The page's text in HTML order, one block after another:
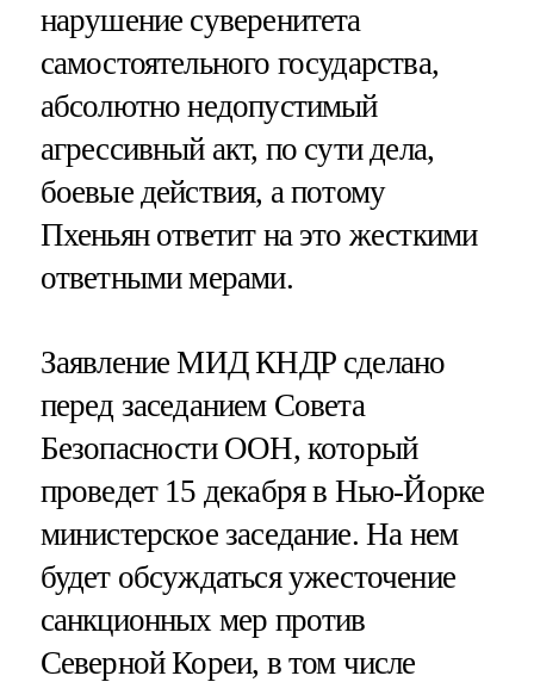
нарушение суверенитета
самостоятельного государства,
абсолютно недопустимый
агрессивный акт, по сути дела,
боевые действия, а потому
Пхеньян ответит на это жесткими
ответными мерами.
Заявление МИД КНДР сделано
перед заседанием Совета
Безопасности ООН, который
проведет 15 декабря в Нью-Йорке
министерское заседание. На нем
будет обсуждаться ужесточение
санкционных мер против
Северной Кореи, в том числе